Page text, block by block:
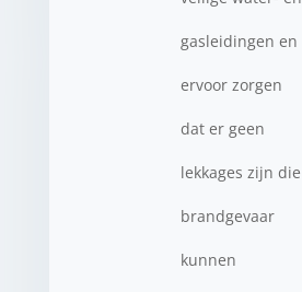
gasleidingen en
ervoor zorgen
dat er geen
lekkages zijn die
brandgevaar
kunnen